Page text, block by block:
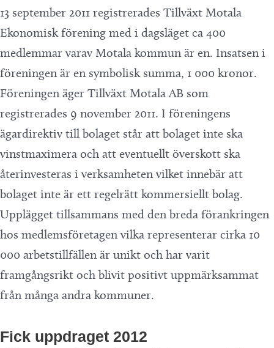
13 september 2011 registrerades Tillväxt Motala
Ekonomisk förening med i dagsläget ca 400
medlemmar varav Motala kommun är en. Insatsen i
föreningen är en symbolisk summa, 1 000 kronor.
Föreningen äger Tillväxt Motala AB som
registrerades 9 november 2011. I föreningens
ägardirektiv till bolaget står att bolaget inte ska
vinstmaximera och att eventuellt överskott ska
återinvesteras i verksamheten vilket innebär att
bolaget inte är ett regelrätt kommersiellt bolag.
Upplägget tillsammans med den breda förankringen
hos medlemsföretagen vilka representerar cirka 10
000 arbetstillfällen är unikt och har varit
framgångsrikt och blivit positivt uppmärksammat
från många andra kommuner.
Fick uppdraget 2012